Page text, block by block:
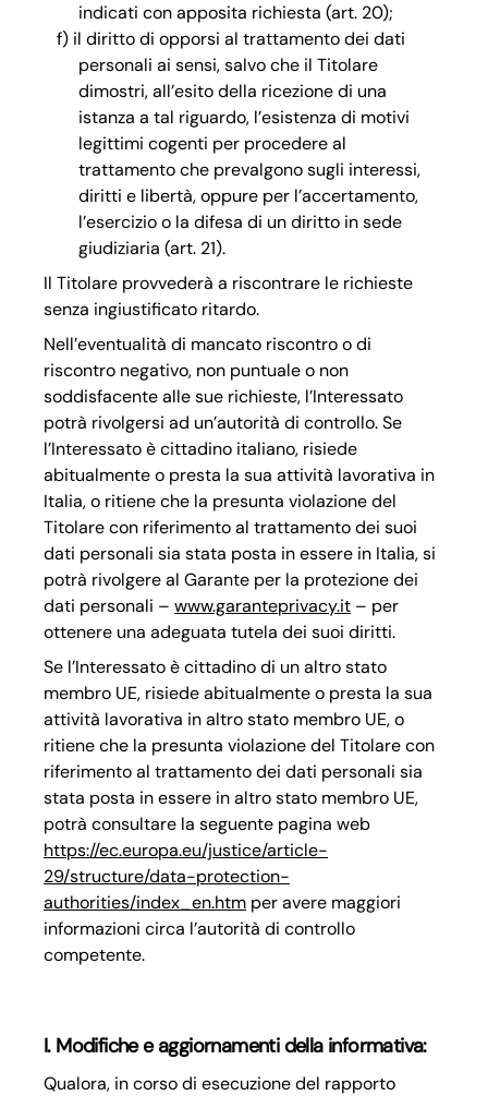
indicati con apposita richiesta (art. 20);
il diritto di opporsi al trattamento dei dati
personali ai sensi, salvo che il Titolare
dimostri, all’esito della ricezione di una
istanza a tal riguardo, l’esistenza di motivi
legittimi cogenti per procedere al
trattamento che prevalgono sugli interessi,
diritti e libertà, oppure per l’accertamento,
l’esercizio o la difesa di un diritto in sede
giudiziaria (art. 21).
Il Titolare provvederà a riscontrare le richieste
senza ingiustificato ritardo.
Nell’eventualità di mancato riscontro o di
riscontro negativo, non puntuale o non
soddisfacente alle sue richieste, l’Interessato
potrà rivolgersi ad un’autorità di controllo. Se
l’Interessato è cittadino italiano, risiede
abitualmente o presta la sua attività lavorativa in
Italia, o ritiene che la presunta violazione del
Titolare con riferimento al trattamento dei suoi
dati personali sia stata posta in essere in Italia, si
potrà rivolgere al Garante per la protezione dei
dati personali – www.garanteprivacy.it – per
ottenere una adeguata tutela dei suoi diritti.
Se l’Interessato è cittadino di un altro stato
membro UE, risiede abitualmente o presta la sua
attività lavorativa in altro stato membro UE, o
ritiene che la presunta violazione del Titolare con
riferimento al trattamento dei dati personali sia
stata posta in essere in altro stato membro UE,
potrà consultare la seguente pagina web
https://ec.europa.eu/justice/article-
29/structure/data-protection-
authorities/index_en.htm per avere maggiori
informazioni circa l’autorità di controllo
competente.
I. Modifiche e aggiornamenti della informativa:
Qualora, in corso di esecuzione del rapporto